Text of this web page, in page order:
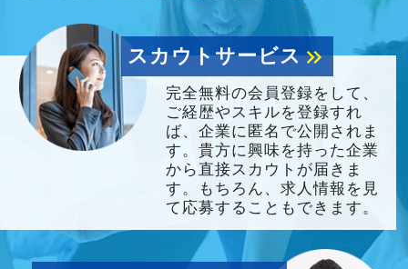
スカウトサービスkeyboard_double_arrow_right
完全無料の会員登録をして、
ご経歴やスキルを登録すれ
ば、企業に匿名で公開されま
す。貴方に興味を持った企業
から直接スカウトが届きま
す。もちろん、求人情報を見
て応募することもできます。